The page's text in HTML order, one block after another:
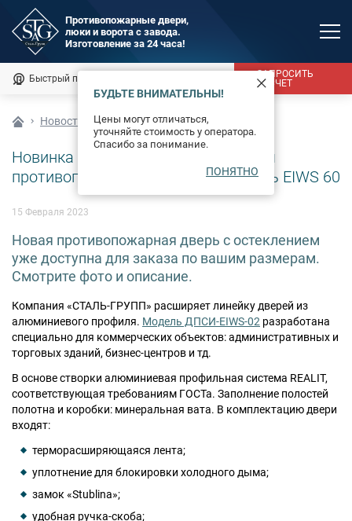
Быстрый подбор
ЗАПРОСИТЬ
РАСЧЕТ
Противопожарные двери,
люки и ворота с завода.
Изготовление за 24 часа!
Доставка и монтаж
Оплата
Сертификаты
О компании
Новости
Контакты
Москва
Работаем без выходных:c 9:00 до 21:00
БУДЬТЕ ВНИМАТЕЛЬНЫ!
Цены могут отличаться,
уточняйте стоимость у оператора.
Спасибо за понимание.
ПОНЯТНО
Новости
Новинка в каталоге — алюминиевая
противопожарная полуторная дверь EIWS 60
15 Февраля 2023
Новая противопожарная дверь с остеклением
уже доступна для заказа по вашим размерам.
Смотрите фото и описание.
Компания «СТАЛЬ-ГРУПП» расширяет линейку дверей из
алюминиевого профиля. Модель ДПСИ-EIWS-02 разработана
специально для коммерческих объектов: административных и
торговых зданий, бизнес-центров и тд.
В основе створки алюминиевая профильная система REALIT,
соответствующая требованиям ГОСТа. Заполнение полостей
полотна и коробки: минеральная вата. В комплектацию двери
входят:
терморасширяющаяся лента;
уплотнение для блокировки холодного дыма;
замок «Stublina»;
удобная ручка-скоба;
MAX
Мы онлайн